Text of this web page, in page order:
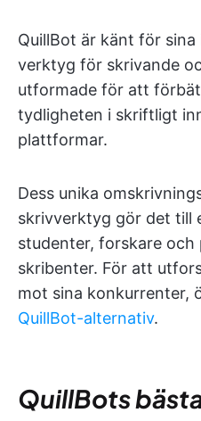
QuillBot är känt för
verktyg för skrivande
utformade för att
tydligheten i skriftligt
plattformar.
Dess unika
skrivverktyg gör det till
studenter, forskare och
skribenter. För att
mot sina konkurrenter,
QuillBot-alternativ.
QuillBots